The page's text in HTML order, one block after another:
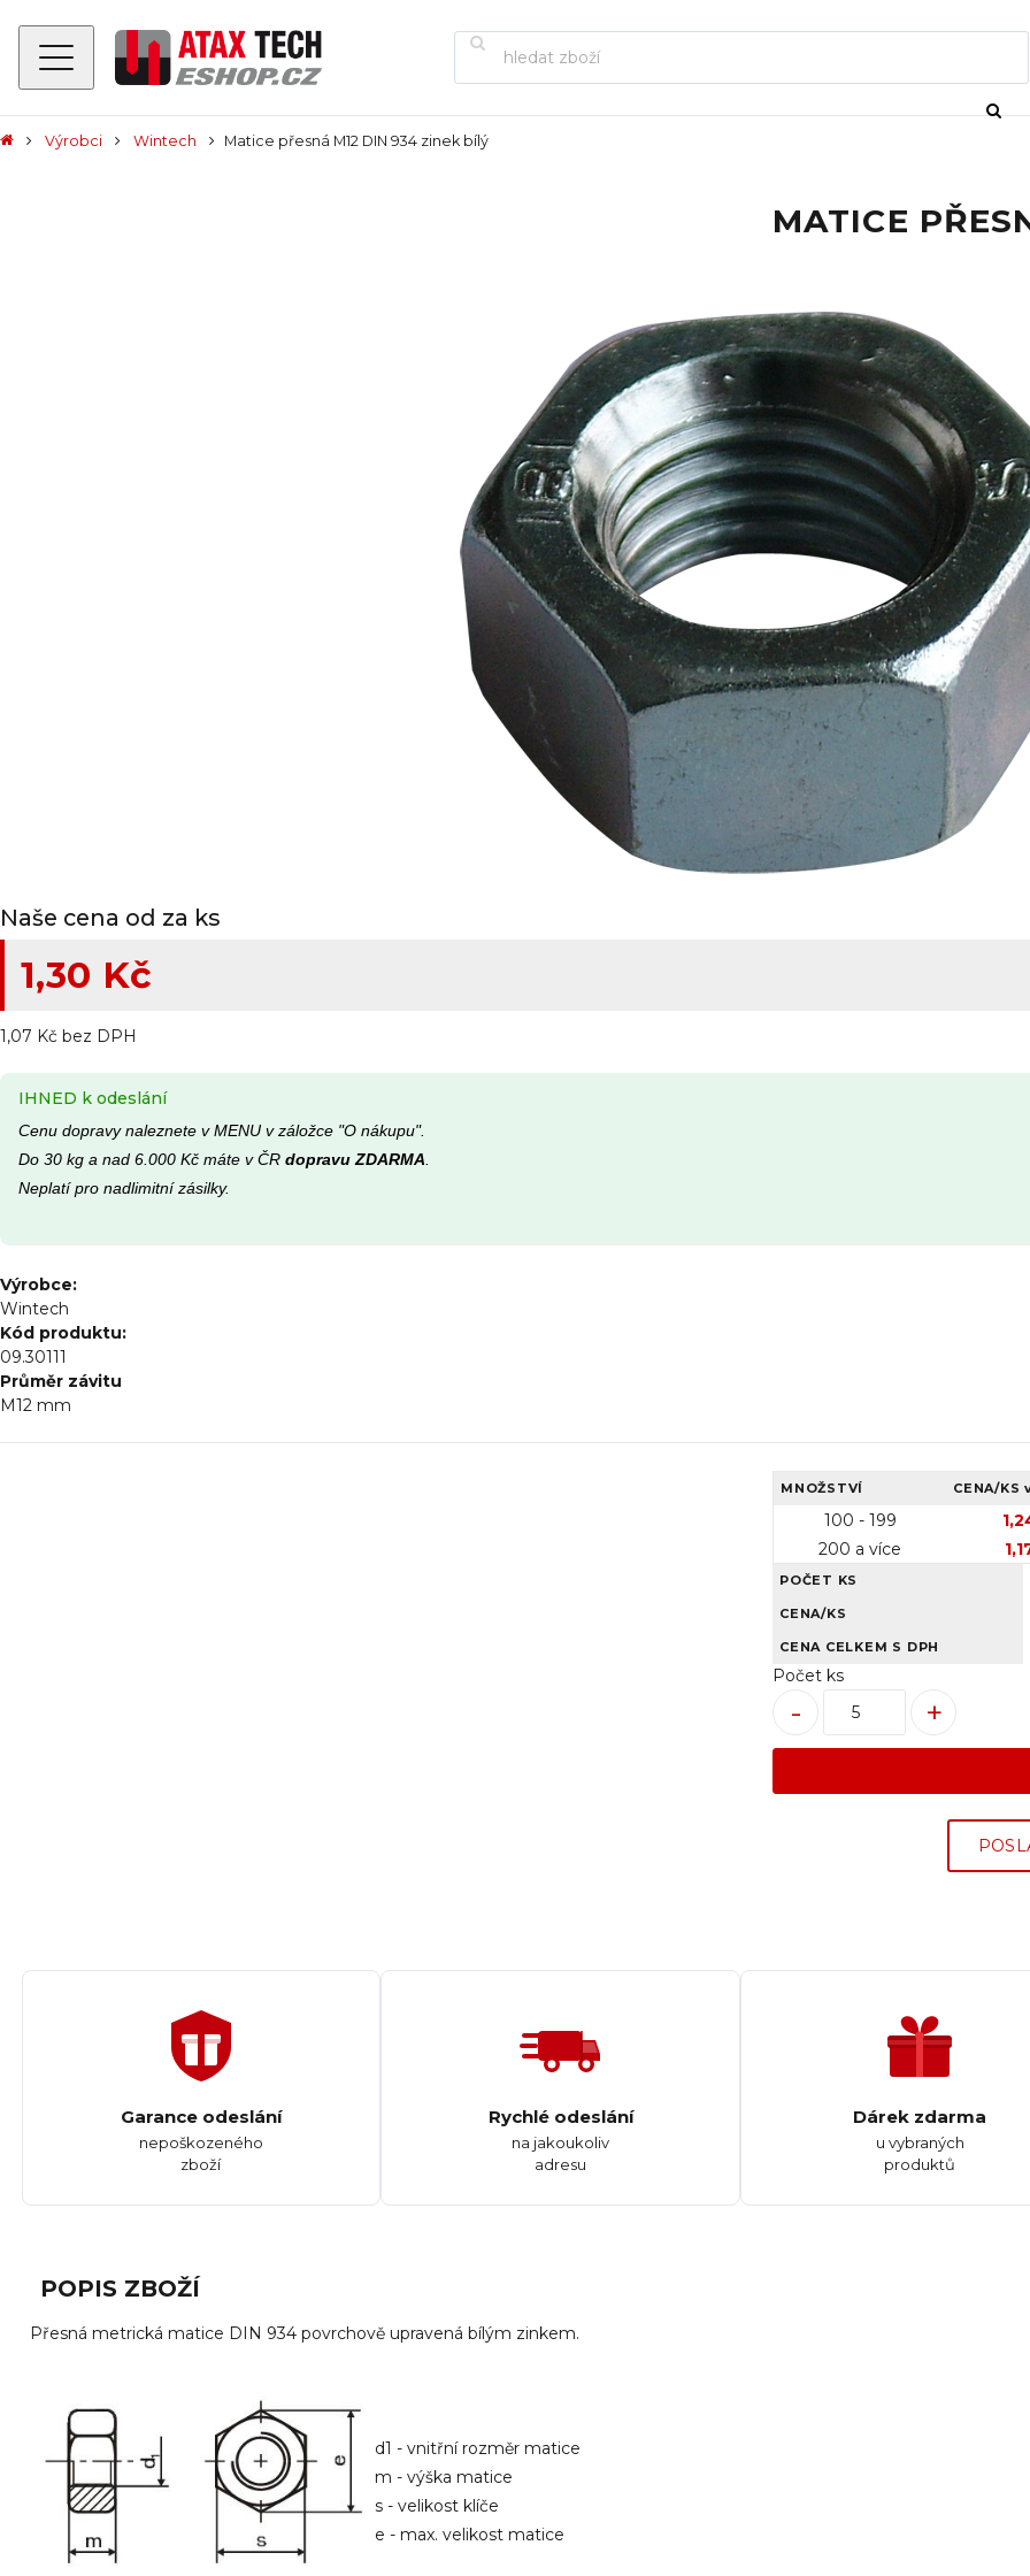
Výrobci Wintech Matice přesná M12 DIN 934 zinek bílý
MATICE
Naše cena od za ks
1,30 Kč
1,07 Kč bez DPH
IHNED k odeslání
Cenu dopravy naleznete v MENU v záložce "O nákupu".
Do 30 kg a nad 6.000 Kč máte v ČR dopravu ZDARMA
Neplatí pro nadlimitní zásilky.
Výrobce:
Wintech
Kód produktu:
09.30111
Průměr závitu
M12 mm
MNOŽSTVÍ CENA/KS
100 - 199
200 a více
POČET KS
CENA/KS
CENA CELKEM S DPH
Počet ks
+
-
Garance odeslání
nepoškozeného
zboží
Rychlé odeslání
na jakoukoliv
adresu
Dárek zdarma
u vybraných
produktů
POPIS ZBOŽÍ
Přesná metrická matice DIN 934 povrchově upravená bílým zinkem.
d1 - vnitřní rozměr matice
m - výška matice
s - velikost klíče
e - max. velikost matice